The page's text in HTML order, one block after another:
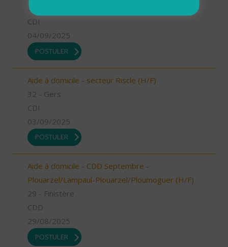
32 - Gers
CDI
04/09/2025
POSTULER
Aide à domicile - secteur Riscle (H/F)
32 - Gers
CDI
03/09/2025
POSTULER
Aide à domicile - CDD Septembre -
Plouarzel/Lampaul-Plouarzel/Ploumoguer (H/F)
29 - Finistère
CDD
29/08/2025
POSTULER